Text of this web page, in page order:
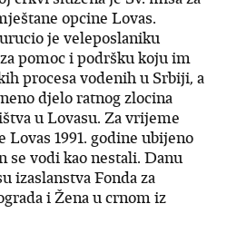
opcine Lovas.
je veleposlaniku
pomoc i podršku koju im
procesa vodenih u Srbiji, a
djelo ratnog zlocina
u Lovasu. Za vrijeme
1991. godine ubijeno
se vodi kao nestali. Danu
izaslanstva Fonda za
i Žena u crnom iz